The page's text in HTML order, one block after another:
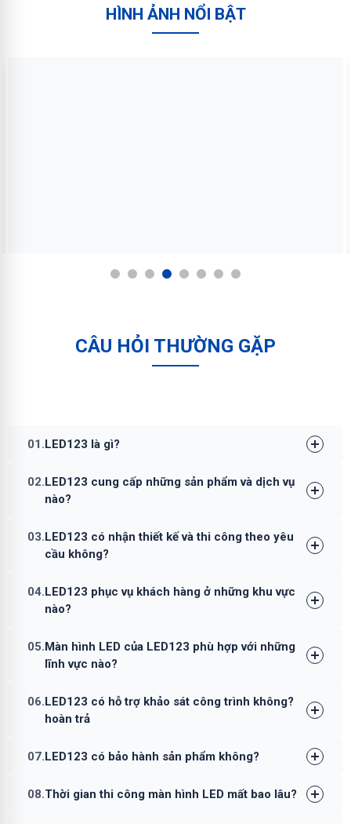
HÌNH ẢNH NỔI BẬT
1 2 3 4 5 6 7 8
CÂU HỎI THƯỜNG GẶP
01.LED123 là gì?
02.LED123 cung cấp những sản phẩm và dịch vụ
nào?
03.LED123 có nhận thiết kế và thi công theo yêu
cầu không?
04.LED123 phục vụ khách hàng ở những khu vực
nào?
05.Màn hình LED của LED123 phù hợp với những
lĩnh vực nào?
06.LED123 có hỗ trợ khảo sát công trình không?
hoàn trả
07.LED123 có bảo hành sản phẩm không?
08.Thời gian thi công màn hình LED mất bao lâu?